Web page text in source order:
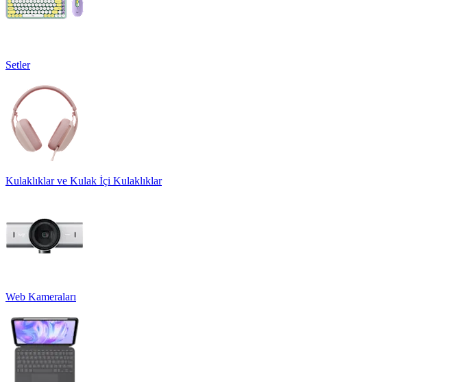
Setler
Kulaklıklar ve Kulak İçi Kulaklıklar
Web Kameraları